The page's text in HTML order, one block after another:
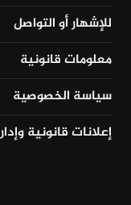
للإشهار أو التواصل
معلومات قانونية
سياسة الخصوصية
إعلانات قانونية